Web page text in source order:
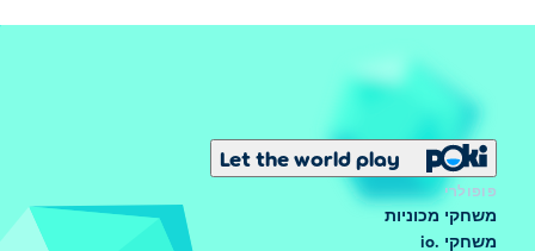
Let the world play
פופולרי
משחקי מכוניות
משחקי .io